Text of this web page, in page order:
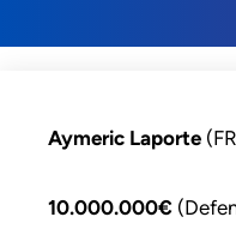
Aymeric Laporte
10.000.000€